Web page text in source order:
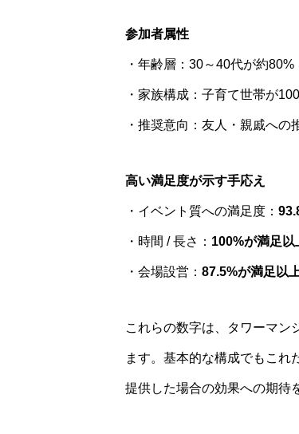
参加者属性
・年齢層：30～40代が約80%
・家族構成：子育て世帯が
・推奨意向：友人・親戚への
高い満足度が示す手応え
・イベント質への満足度：
・時間 / 長さ： 100%が満足以
・会場設営： 87.5%が満足以
これらの数字は、タワーマン
ます。基本的な構成でもこれ
提供した場合の効果への期待